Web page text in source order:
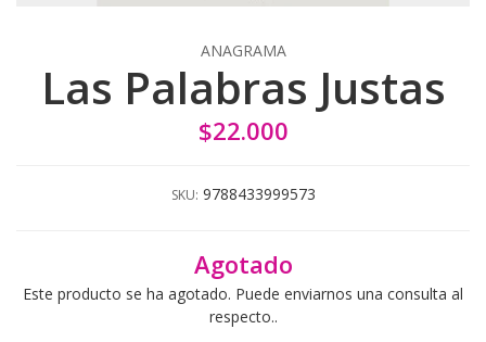
ANAGRAMA
Las Palabras Justas
$22.000
SKU: 9788433999573
Agotado
Este producto se ha agotado. Puede enviarnos una consulta al
respecto..